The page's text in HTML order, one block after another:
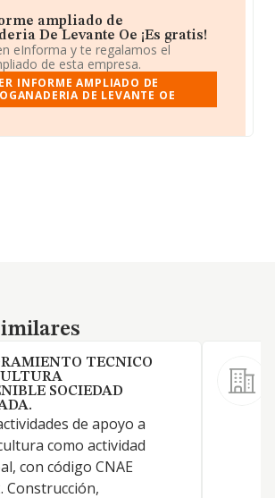
ampliado de
De Levante Oe ¡Es gratis!
eInforma y te regalamos el
de esta empresa.
INFORME AMPLIADO DE
DE LEVANTE OE
TECNICO
SOCIEDAD
de apoyo a
como actividad
con código CNAE
Construcción,